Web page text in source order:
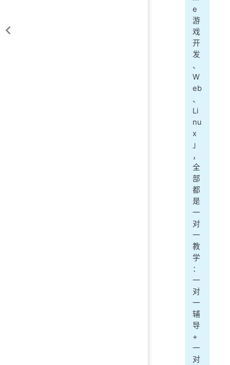
e
游
戏
开
发
、
W
eb
、
Li
nu
x
」
，
全
部
都
是
一
对
一
教
学
：
一
对
一
辅
导
+
一
对